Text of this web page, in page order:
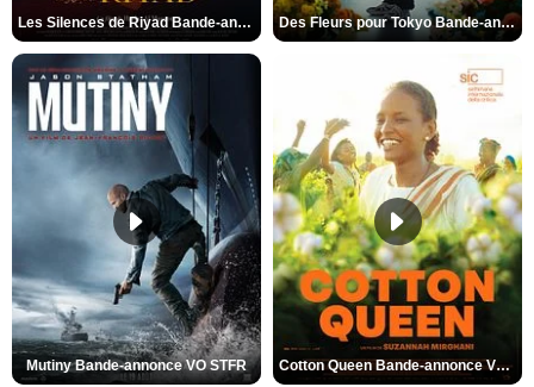
Les Silences de Riyad Bande-annonce VO STFR Des Fleurs pour Tokyo Bande-annonce VO STFR
Mutiny Bande-annonce VO STFR Cotton Queen Bande-annonce VO STFR